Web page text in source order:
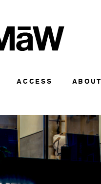
ACCESS ABOUT